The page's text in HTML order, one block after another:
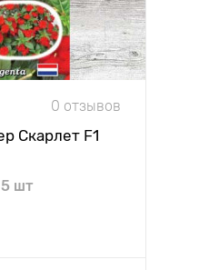
0 отзывов
Скарлет F1
5 шт